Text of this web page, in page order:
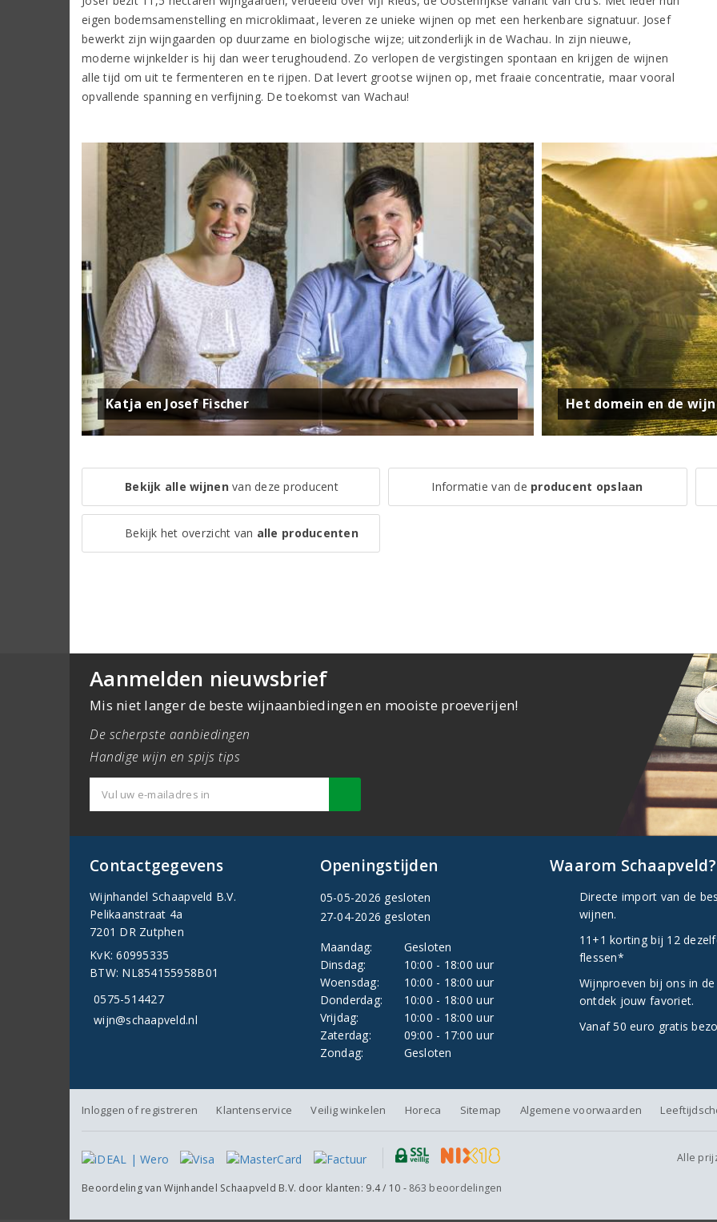
eigen bodemsamenstelling en microklimaat, leveren ze unieke wijnen op met een herkenbare signatuur. Josef
bewerkt zijn wijngaarden op duurzame en biologische wijze; uitzonderlijk in de Wachau. In zijn nieuwe,
moderne wijnkelder is hij dan weer terughoudend. Zo verlopen de vergistingen spontaan en krijgen de wijnen
alle tijd om uit te fermenteren en te rijpen. Dat levert grootse wijnen op, met fraaie concentratie, maar vooral
opvallende spanning en verfijning. De toekomst van Wachau!
Katja en Josef Fischer Het domein en de
Bekijk alle wijnenvan deze producent Informatie van de producent opslaan
Bekijk het overzicht van alle producenten
Aanmelden nieuwsbrief
Mis niet langer de beste wijnaanbiedingen en mooiste proeverijen!
De scherpste aanbiedingen
Handige wijn en spijs tips
Contactgegevens
Wijnhandel Schaapveld B.V.
Pelikaanstraat 4a
7201 DR Zutphen
KvK: 60995335
BTW: NL854155958B01
0575-514427
wijn@schaapveld.nl
Openingstijden
05-05-2026 gesloten
27-04-2026 gesloten
Maandag:
Gesloten
Dinsdag:
10:00 - 18:00 uur
Woensdag:
10:00 - 18:00 uur
Donderdag:
10:00 - 18:00 uur
Vrijdag:
10:00 - 18:00 uur
Zaterdag:
09:00 - 17:00 uur
Zondag:
Gesloten
Waarom Schaapveld?
Directe import van de
wijnen.
11+1 korting bij 12
flessen*
Wijnproeven bij ons in de
ontdek jouw favoriet.
Vanaf 50 euro gratis
Inloggen of registreren Klantenservice Veilig winkelen Horeca Sitemap Algemene voorwaarden
Alle
Beoordeling vanWijnhandel Schaapveld B.V. door klanten: 9.4/ 10 - 863 beoordelingen